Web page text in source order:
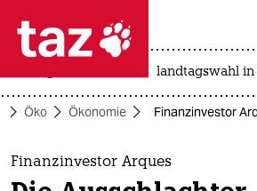
 taz zahl ich
taz zahl ich
themen
landtagswahl in
Öko Ökonomie Finanzinvestor
Finanzinvestor Arques